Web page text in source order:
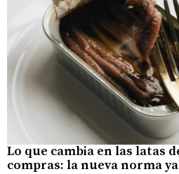
Lo que cambia en las latas
compras: la nueva norma